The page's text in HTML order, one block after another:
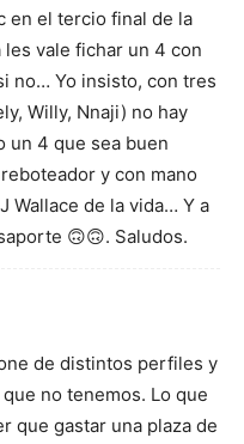
en el tercio final de la
les vale fichar un 4 con
no… Yo insisto, con tres
Willy, Nnaji) no hay
un 4 que sea buen
y con mano
Wallace de la vida… Y a
🙃🙃. Saludos.
de distintos perfiles y
no tenemos. Lo que
que gastar una plaza de